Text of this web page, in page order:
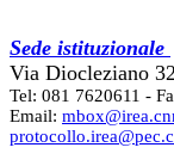
Sede istituzionale
Via Diocleziano
Tel: 081 7620611 -
Email: